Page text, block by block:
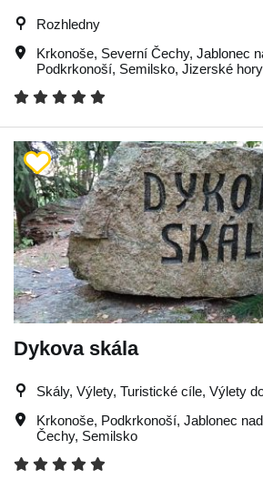
Rozhledny
Krkonoše, Severní Čechy, Jablonec
Podkrkonoší, Semilsko, Jizerské hory
Dykova skála
Skály, Výlety, Turistické cíle, Výlety
Krkonoše, Podkrkonoší, Jablonec
Čechy, Semilsko